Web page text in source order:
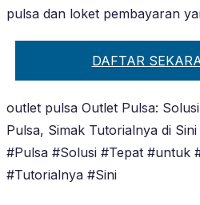
pulsa dan loket pembayaran
DAFTAR
outlet pulsa Outlet Pulsa:
Pulsa, Simak Tutorialnya di Sini
#Pulsa #Solusi #Tepat #untuk
#Tutorialnya #Sini